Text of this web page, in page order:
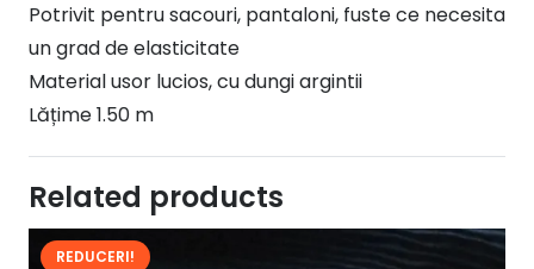
Potrivit pentru sacouri, pantaloni, fuste ce necesita
un grad de elasticitate
Material usor lucios, cu dungi argintii
Lățime 1.50 m
Related products
REDUCERI!